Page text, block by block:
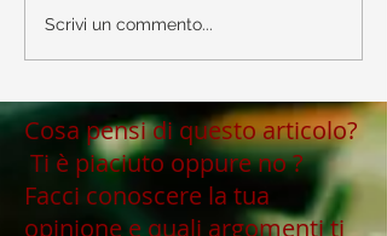
Scrivi un commento...
Cosa pensi di questo articolo?
Ti è piaciuto oppure no ?
Facci conoscere la tua
opinione e quali argomenti ti